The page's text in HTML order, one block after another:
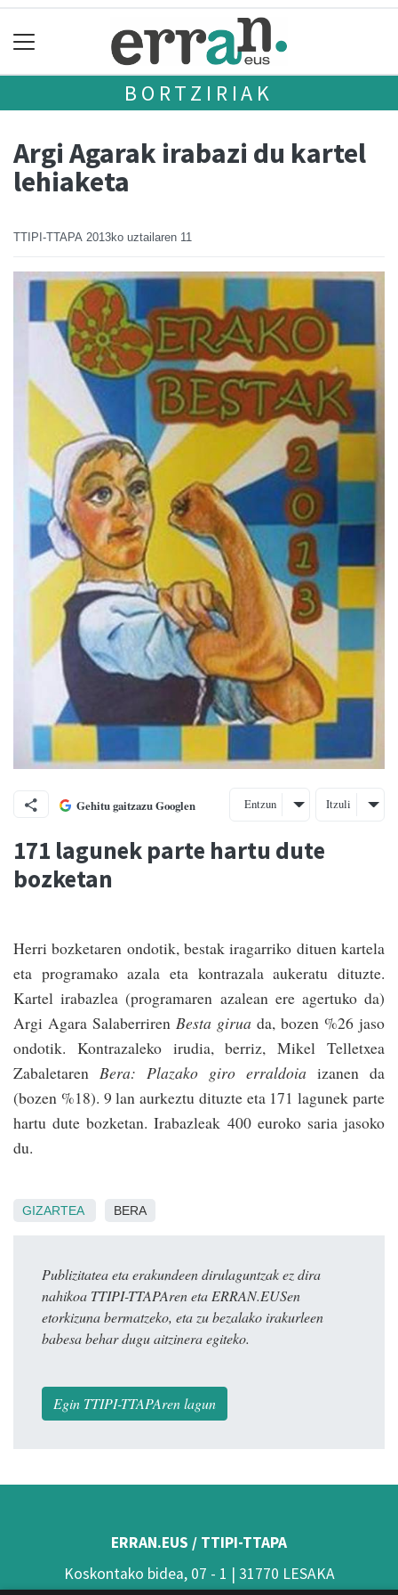
BORTZIRIAK
Argi Agarak irabazi du kartel
lehiaketa
TTIPI-TTAPA 2013ko uztailaren 11
Gehitu gaitzazu Googlen Entzun Itzuli
171 lagunek parte hartu dute
bozketan
Herri bozketaren ondotik, bestak iragarriko dituen kartela
eta programako azala eta kontrazala aukeratu dituzte.
Kartel irabazlea (programaren azalean ere agertuko da)
Argi Agara Sala­berriren Besta girua da, bozen %26 jaso
ondotik. Kontrazaleko irudia, berriz, Mikel Telletxea
Zabaletaren Bera: Plazako giro erral­doia izanen da
(bozen %18). 9 lan aurkeztu dituzte eta 171 lagunek parte
hartu dute bozketan. Ira­baz­leak 400 euroko saria jasoko
du.
GIZARTEA BERA
Publizitatea eta erakundeen dirulaguntzak ez dira
nahikoa TTIPI-TTAPAren eta ERRAN.EUSen
etorkizuna bermatzeko, eta zu bezalako irakurleen
babesa behar dugu aitzinera egiteko.
Egin TTIPI-TTAPAren lagun
ERRAN.EUS / TTIPI-TTAPA
Koskontako bidea, 07 - 1 | 31770 LESAKA